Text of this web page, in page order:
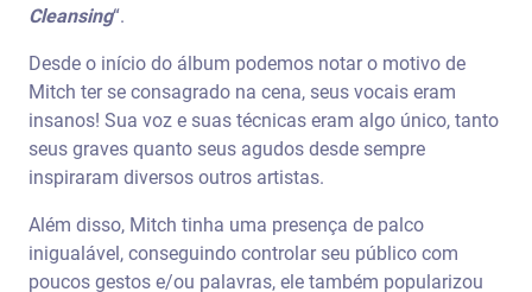
Cleansing“.
Desde o início do álbum podemos notar o motivo de
Mitch ter se consagrado na cena, seus vocais eram
insanos! Sua voz e suas técnicas eram algo único, tanto
seus graves quanto seus agudos desde sempre
inspiraram diversos outros artistas.
Além disso, Mitch tinha uma presença de palco
inigualável, conseguindo controlar seu público com
poucos gestos e/ou palavras, ele também popularizou